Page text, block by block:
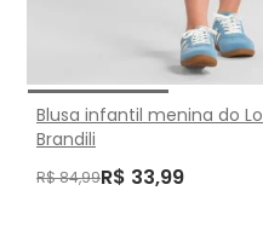
Blusa infantil menina do
Brandili
R$ 84,99R$ 33,99